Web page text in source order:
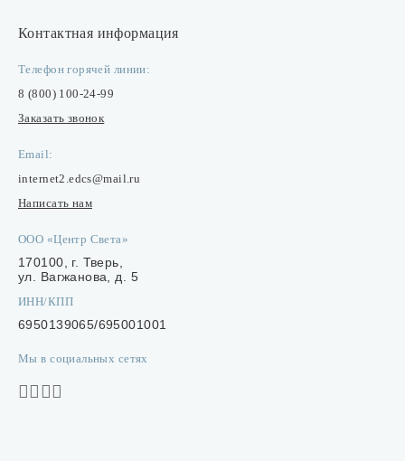
Контактная информация
Телефон горячей линии:
8 (800) 100-24-99
Заказать звонок
Email:
internet2.edcs@mail.ru
Написать нам
ООО «Центр Света»
170100, г. Тверь,
ул. Вагжанова, д. 5
ИНН/КПП
6950139065/695001001
Мы в социальных сетях